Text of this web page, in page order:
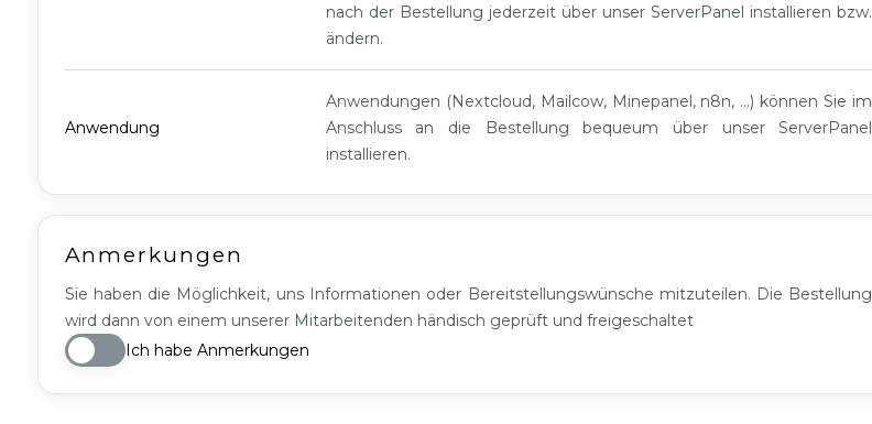
nach der Bestellung jederzeit über unser ServerPanel installieren bzw.
ändern.
Anwendung
Anwendungen (Nextcloud, Mailcow, Minepanel, n8n, ...) können Sie im
Anschluss an die Bestellung bequeum über unser ServerPanel
installieren.
Anmerkungen
Sie haben die Möglichkeit, uns Informationen oder Bereitstellungswünsche mitzuteilen. Die Bestellung
wird dann von einem unserer Mitarbeitenden händisch geprüft und freigeschaltet
Ich habe Anmerkungen